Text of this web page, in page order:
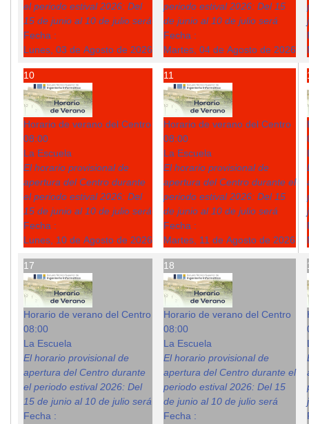
el periodo estival 2026: Del
15 de junio al 10 de julio será
Fecha :
Lunes, 03 de Agosto de 2026
periodo estival 2026: Del 15
de junio al 10 de julio será
Fecha :
Martes, 04 de Agosto de 2026
10
Horario de verano del Centro
08:00
La Escuela
El horario provisional de
apertura del Centro durante
el periodo estival 2026: Del
15 de junio al 10 de julio será
Fecha :
Lunes, 10 de Agosto de 2026
11
Horario de verano del Centro
08:00
La Escuela
El horario provisional de
apertura del Centro durante el
periodo estival 2026: Del 15
de junio al 10 de julio será
Fecha :
Martes, 11 de Agosto de 2026
17
Horario de verano del Centro
08:00
La Escuela
El horario provisional de
apertura del Centro durante
el periodo estival 2026: Del
15 de junio al 10 de julio será
Fecha :
18
Horario de verano del Centro
08:00
La Escuela
El horario provisional de
apertura del Centro durante el
periodo estival 2026: Del 15
de junio al 10 de julio será
Fecha :